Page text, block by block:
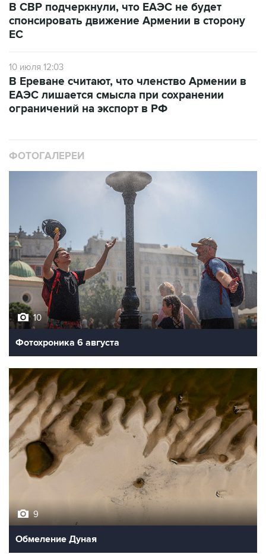
В СВР подчеркнули, что ЕАЭС не будет
спонсировать движение Армении в сторону
ЕС
10 июля 12:03
В Ереване считают, что членство Армении в
ЕАЭС лишается смысла при сохранении
ограничений на экспорт в РФ
ФОТОГАЛЕРЕИ
10
Фотохроника 6 августа
9
Обмеление Дуная